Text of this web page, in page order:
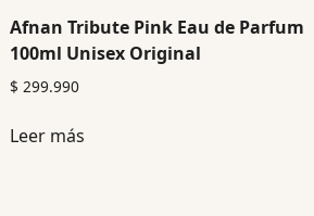
Afnan Tribute Pink Eau de Parfum
100ml Unisex Original
$ 299.990
Leer más